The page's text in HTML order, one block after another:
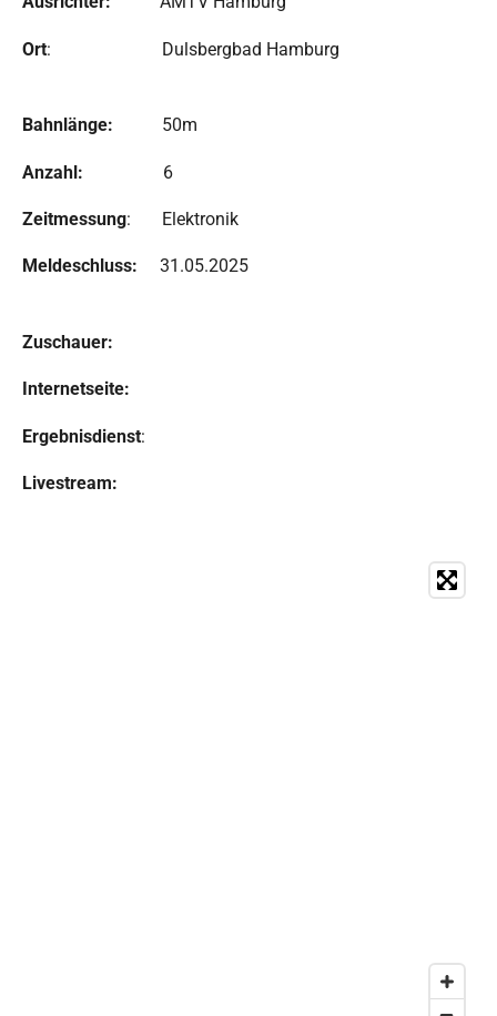
Ort: Dulsbergbad Hamburg
Bahnlänge: 50m
Anzahl: 6
Zeitmessung: Elektronik
Meldeschluss: 31.05.2025
Zuschauer:
Internetseite:
Ergebnisdienst:
Livestream: